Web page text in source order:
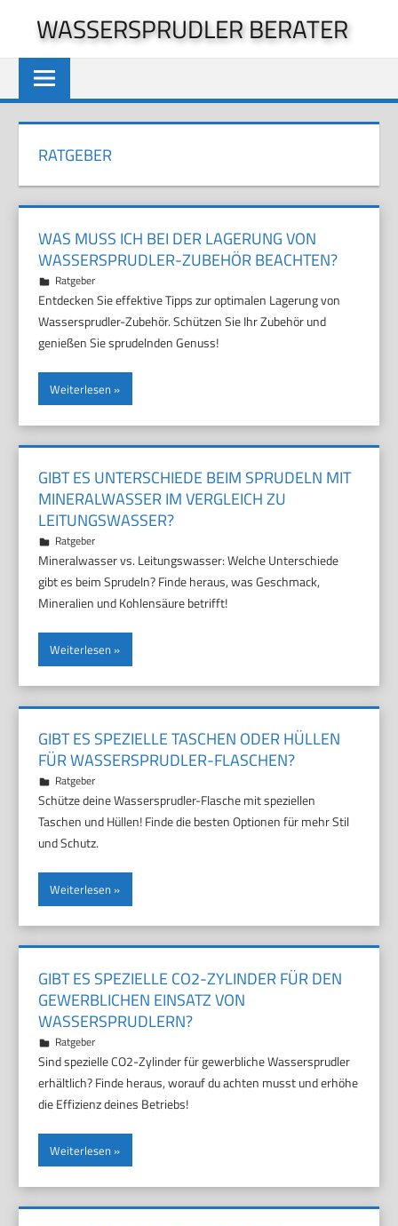
springen
WASSERSPRUDLER BERATER
RATGEBER
WAS MUSS ICH BEI DER LAGERUNG VON
WASSERSPRUDLER-ZUBEHÖR BEACHTEN?
30. November 2025
Marco
Ratgeber
Entdecken Sie effektive Tipps zur optimalen Lagerung von
Wassersprudler-Zubehör. Schützen Sie Ihr Zubehör und
genießen Sie sprudelnden Genuss!
Weiterlesen
GIBT ES UNTERSCHIEDE BEIM SPRUDELN MIT
MINERALWASSER IM VERGLEICH ZU
LEITUNGSWASSER?
26. November 2025
Marco
Ratgeber
Mineralwasser vs. Leitungswasser: Welche Unterschiede
gibt es beim Sprudeln? Finde heraus, was Geschmack,
Mineralien und Kohlensäure betrifft!
Weiterlesen
GIBT ES SPEZIELLE TASCHEN ODER HÜLLEN
FÜR WASSERSPRUDLER-FLASCHEN?
22. November 2025
Marco
Ratgeber
Schütze deine Wassersprudler-Flasche mit speziellen
Taschen und Hüllen! Finde die besten Optionen für mehr Stil
und Schutz.
Weiterlesen
GIBT ES SPEZIELLE CO2-ZYLINDER FÜR DEN
GEWERBLICHEN EINSATZ VON
WASSERSPRUDLERN?
18. November 2025
Marco
Ratgeber
Sind spezielle CO2-Zylinder für gewerbliche Wassersprudler
erhältlich? Finde heraus, worauf du achten musst und erhöhe
die Effizienz deines Betriebs!
Weiterlesen